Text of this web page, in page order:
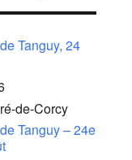
Tanguy, 24
de-Corcy
Tanguy – 24e